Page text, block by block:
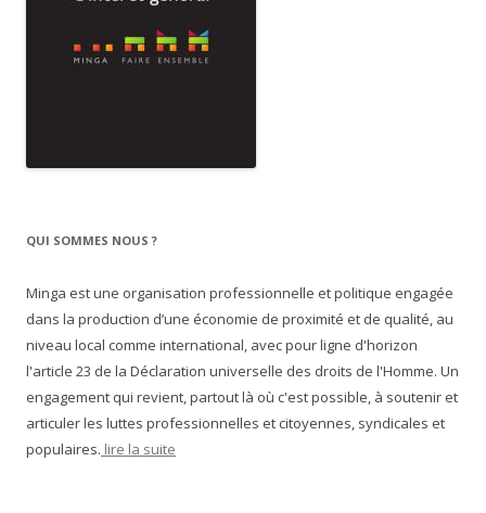
QUI SOMMES NOUS ?
Minga est une organisation professionnelle et politique engagée
dans la production d’une économie de proximité et de qualité, au
niveau local comme international, avec pour ligne d'horizon
l'article 23 de la Déclaration universelle des droits de l'Homme. Un
engagement qui revient, partout là où c'est possible, à soutenir et
articuler les luttes professionnelles et citoyennes, syndicales et
populaires. lire la suite